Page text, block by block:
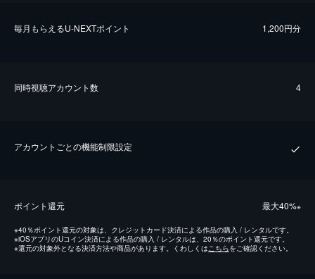
毎⽉もらえるU-NEXTポイント 1,200円分
同時視聴アカウント数 4
アカウントごとの機能制限設定
ポイント還元 最⼤40%※
※40％ポイント還元の対象は、クレジットカード決済による作品の購入 / レンタルです。
※iOSアプリのUコイン決済による作品の購入 / レンタルは、20％のポイント還元です。
※還元の対象外となる決済方法や商品があります。くわしくはこちらをご確認ください。